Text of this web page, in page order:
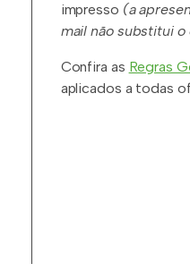
impresso (a
mail não substitui
Confira as Regras
aplicados a todas